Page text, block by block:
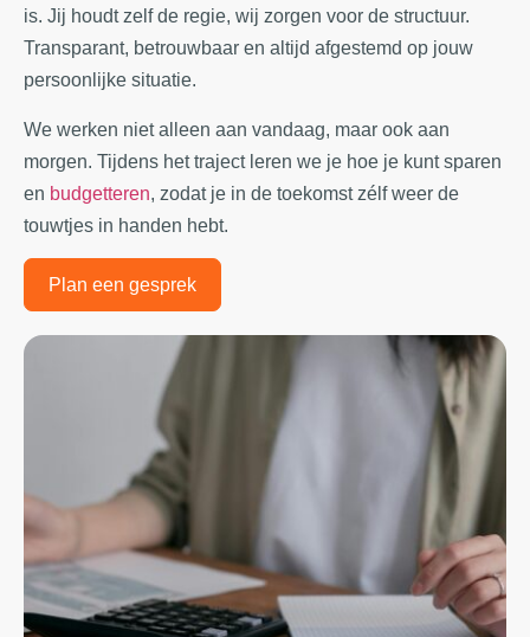
is. Jij houdt zelf de regie, wij zorgen voor de structuur.
Transparant, betrouwbaar en altijd afgestemd op jouw
persoonlijke situatie.
We werken niet alleen aan vandaag, maar ook aan
morgen. Tijdens het traject leren we je hoe je kuntsparen
en budgetteren, zodat je in de toekomst zélf weer de
touwtjes in handen hebt.
Plan een gesprek